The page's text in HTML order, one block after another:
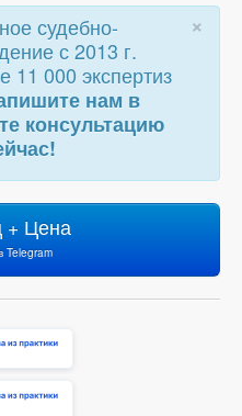
×
судебно-
с 2013 г.
000 экспертиз
нам в
консультацию
+ Цена
Telegram